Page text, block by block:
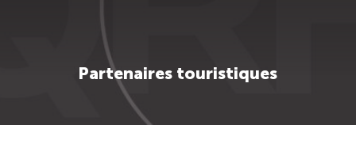
Main-d’oeuvre en tourisme
Partenaires touristiques